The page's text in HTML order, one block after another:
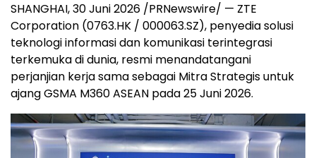
SHANGHAI, 30 Juni 2026 /PRNewswire/ — ZTE
Corporation (0763.HK / 000063.SZ), penyedia solusi
teknologi informasi dan komunikasi terintegrasi
terkemuka di dunia, resmi menandatangani
perjanjian kerja sama sebagai Mitra Strategis untuk
ajang GSMA M360 ASEAN pada 25 Juni 2026.